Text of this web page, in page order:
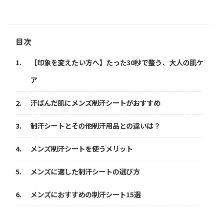
目次
【印象を変えたい方へ】たった30秒で整う、大人の肌ケ
ア
汗ばんだ肌にメンズ制汗シートがおすすめ
制汗シートとその他制汗用品との違いは？
メンズ制汗シートを使うメリット
メンズに適した制汗シートの選び方
メンズにおすすめの制汗シート15選